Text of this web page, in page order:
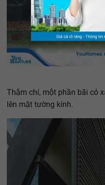
Thậm chí, một phần bãi cỏ
lên mặt tường kính.